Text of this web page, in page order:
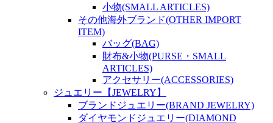
小物(SMALL ARTICLES)
その他海外ブランド(OTHER IMPORT
ITEM)
バッグ(BAG)
財布&小物(PURSE・SMALL
ARTICLES)
アクセサリー(ACCESSORIES)
ジュエリー【JEWELRY】
ブランドジュエリー(BRAND JEWELRY)
ダイヤモンドジュエリー(DIAMOND